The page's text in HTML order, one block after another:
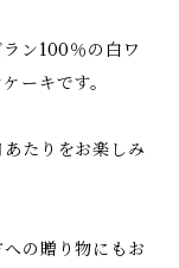
ン100％の白ワ
ーキです。
たりをお楽しみ
の贈り物にもお